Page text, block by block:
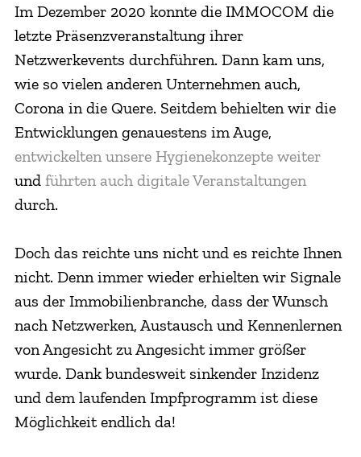
Im Dezember 2020 konnte die IMMOCOM die
letzte Präsenzveranstaltung ihrer
Netzwerkevents durchführen. Dann kam uns,
wie so vielen anderen Unternehmen auch,
Corona in die Quere. Seitdem behielten wir die
Entwicklungen genauestens im Auge,
entwickelten unsere Hygienekonzepte weiter
und führten auch digitale Veranstaltungen
durch.
Doch das reichte uns nicht und es reichte Ihnen
nicht. Denn immer wieder erhielten wir Signale
aus der Immobilienbranche, dass der Wunsch
nach Netzwerken, Austausch und Kennenlernen
von Angesicht zu Angesicht immer größer
wurde. Dank bundesweit sinkender Inzidenz
und dem laufenden Impfprogramm ist diese
Möglichkeit endlich da!